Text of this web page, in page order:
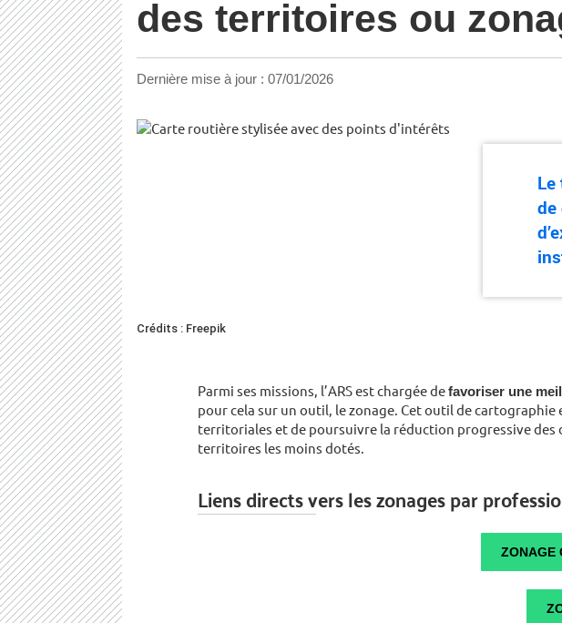
des territoires ou
Dernière mise à jour : 07/01/2026
Crédits : Freepik
de
Parmi ses missions, l’ARS est chargée defavoriser une
pour cela sur un outil, le zonage. Cet outil de
territoriales et de poursuivre la réduction progressive
territoires les moins dotés.
Liens directs vers les zonages par
ZONAGE